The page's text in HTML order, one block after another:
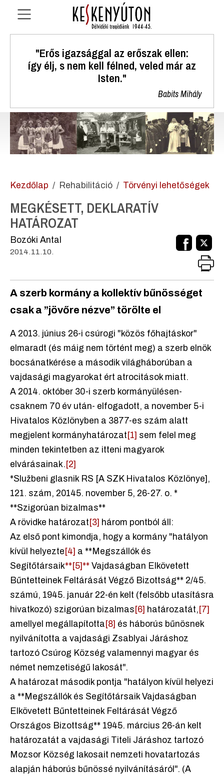
"Erős igazsággal az erőszak ellen:
így élj, s nem kell félned, veled már az
Isten."
Babits Mihály
Kezdőlap Rehabilitáció Törvényi lehetőségek
MEGKÉSETT, DEKLARATÍV
HATÁROZAT
Bozóki Antal
2014.11.10.
A szerb kormány a kollektív bűnösséget
csak a ”jövőre nézve” törölte el
A 2013. június 26-i csúrogi "közös főhajtáskor"
elmaradt (és máig nem történt meg) a szerb elnök
bocsánatkérése a második világháborúban a
vajdasági magyarokat ért atrocitások miatt.
A 2014. október 30-i szerb kormányülésen-
csaknem 70 év után- elfogadott, a november 5-i
Hivatalos Közlönyben a 3877-es szám alatt
megjelent kormányhatározat [1] sem felel meg
minden tekintetben az itteni magyarok
elvárásainak. [2]
*Službeni glasnik RS [A SZK Hivatalos Közlönye],
121. szám, 20145. november 5, 26-27. o. *
**Szigorúan bizalmas**
A rövidke határozat [3] három pontból áll:
Az első pont kimondja, hogy a kormány "hatályon
kívül helyezte [4] a **Megszállók és
Segítőtársaik**[5]** Vajdaságban Elkövetett
Bűntetteinek Feltárását Végző Bizottság** 2/45.
számú, 1945. január 22-én kelt (felsőbb utasításra
hivatkozó) szigorúan bizalmas [6] határozatát, [7]
amellyel megállapította [8] és háborús bűnösnek
nyilvánította a vajdasági Zsablyai Járáshoz
tartozó Csúrog Község valamennyi magyar és
német nemzetiségű lakosát".
A határozat második pontja "hatályon kívül helyezi
a **Megszállók és Segítőtársaik Vajdaságban
Elkövetett Bűntetteinek Feltárását Végző
Országos Bizottság** 1945. március 26-án kelt
határozatát a vajdasági Titeli Járáshoz tartozó
Mozsor Község lakosait nemzeti hovatartozás
alapján háborús bűnössé nyilvánításáról". (A